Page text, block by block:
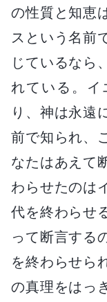
の性質と知恵
スという名前
じているなら
れている。イ
り、神は永遠
前で知られ、
なたはあえて
わらせたのは
代を終わらせ
って断言する
を終わらせら
の真理をはっ